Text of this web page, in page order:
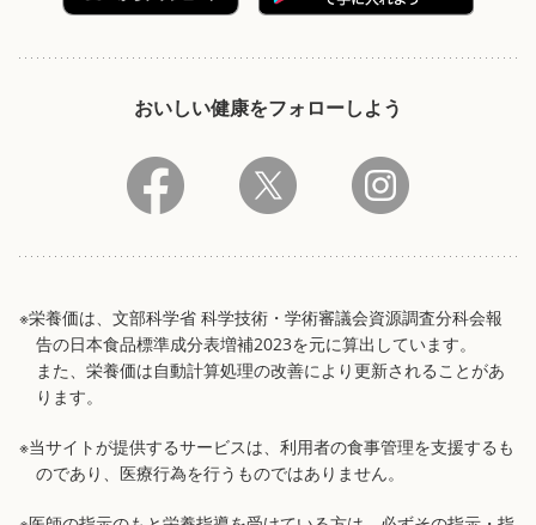
おいしい健康をフォローしよう
※栄養価は、文部科学省 科学技術・学術審議会資源調査分科会報
告の日本食品標準成分表増補2023を元に算出しています。
また、栄養価は自動計算処理の改善により更新されることがあ
ります。
※当サイトが提供するサービスは、利用者の食事管理を支援するも
のであり、医療行為を行うものではありません。